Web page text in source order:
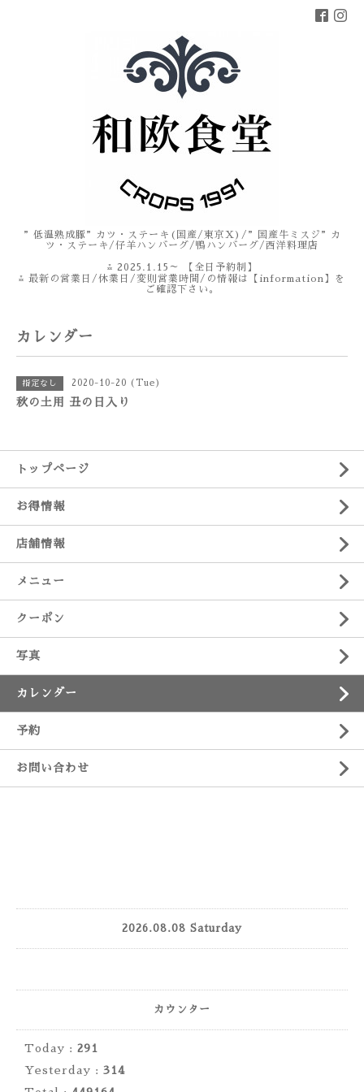
”低温熟成豚”カツ・ステーキ(国産/東京X)/”国産牛ミスジ”カ
ツ・ステーキ/仔羊ハンバーグ/鴨ハンバーグ/西洋料理店
⁂ 2025.1.15～ 【全日予約制】
⁂ 最新の営業日/休業日/変則営業時間/の情報は【information】を
ご確認下さい。
カレンダー
指定なし 2020-10-20 (Tue)
秋の土用 丑の日入り
トップページ
お得情報
店舗情報
メニュー
クーポン
写真
カレンダー
予約
お問い合わせ
2026.08.08 Saturday
カウンター
Today : 291
Yesterday : 314